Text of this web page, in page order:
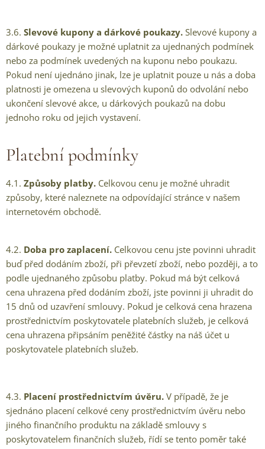
3.6. Slevové kupony a dárkové poukazy. Slevové kupony a
dárkové poukazy je možné uplatnit za ujednaných podmínek
nebo za podmínek uvedených na kuponu nebo poukazu.
Pokud není ujednáno jinak, lze je uplatnit pouze u nás a doba
platnosti je omezena u slevových kuponů do odvolání nebo
ukončení slevové akce, u dárkových poukazů na dobu
jednoho roku od jejich vystavení.
Platební podmínky
4.1. Způsoby platby. Celkovou cenu je možné uhradit
způsoby, které naleznete na odpovídající stránce v našem
internetovém obchodě.
4.2. Doba pro zaplacení. Celkovou cenu jste povinni uhradit
buď před dodáním zboží, při převzetí zboží, nebo později, a to
podle ujednaného způsobu platby. Pokud má být celková
cena uhrazena před dodáním zboží, jste povinni ji uhradit do
15 dnů od uzavření smlouvy. Pokud je celková cena hrazena
prostřednictvím poskytovatele platebních služeb, je celková
cena uhrazena připsáním peněžité částky na náš účet u
poskytovatele platebních služeb.
4.3. Placení prostřednictvím úvěru. V případě, že je
sjednáno placení celkové ceny prostřednictvím úvěru nebo
jiného finančního produktu na základě smlouvy s
poskytovatelem finančních služeb, řídí se tento poměr také